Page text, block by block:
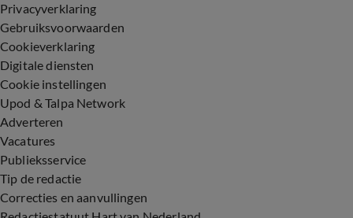
Privacyverklaring
Gebruiksvoorwaarden
Cookieverklaring
Digitale diensten
Cookie instellingen
Upod & Talpa Network
Adverteren
Vacatures
Publieksservice
Tip de redactie
Correcties en aanvullingen